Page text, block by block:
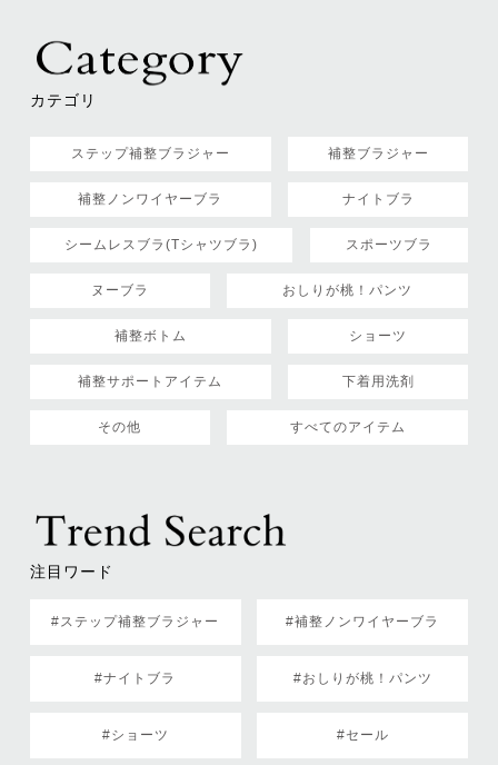
カテゴリ
ステップ補整ブラジャー 補整ブラジャー
補整ノンワイヤーブラ ナイトブラ
シームレスブラ(Tシャツブラ) スポーツブラ
ヌーブラ おしりが桃！パンツ
補整ボトム ショーツ
補整サポートアイテム 下着用洗剤
その他 すべてのアイテム
注目ワード
#ステップ補整ブラジャー #補整ノンワイヤーブラ
#ナイトブラ #おしりが桃！パンツ
#ショーツ #セール